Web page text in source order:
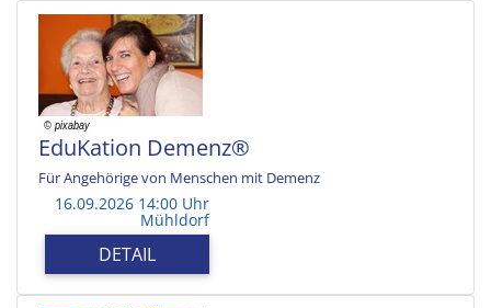
EduKation Demenz®
Für Angehörige von Menschen mit Demenz
16.09.2026 14:00 Uhr
Mühldorf
DETAIL